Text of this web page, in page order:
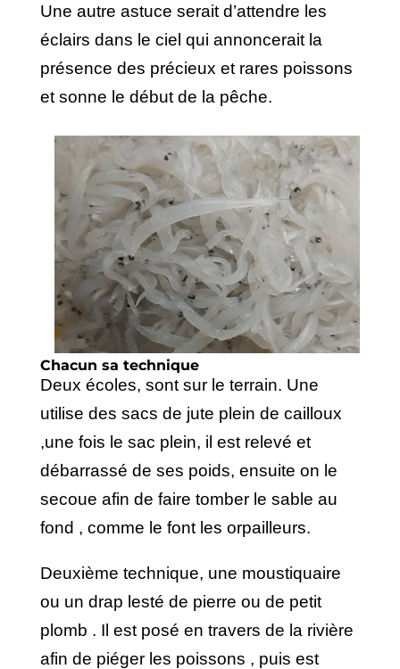
Une autre astuce serait d’attendre les
éclairs dans le ciel qui annoncerait la
présence des précieux et rares poissons
et sonne le début de la pêche.
Chacun sa technique
Deux écoles, sont sur le terrain. Une
utilise des sacs de jute plein de cailloux
,une fois le sac plein, il est relevé et
débarrassé de ses poids, ensuite on le
secoue afin de faire tomber le sable au
fond , comme le font les orpailleurs.
Deuxième technique, une moustiquaire
ou un drap lesté de pierre ou de petit
plomb . Il est posé en travers de la rivière
afin de piéger les poissons , puis est